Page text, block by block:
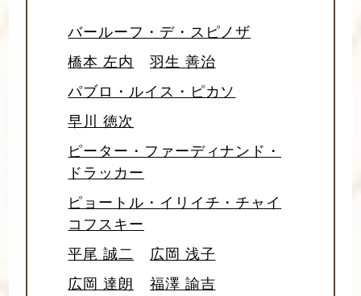
バールーフ・デ・スピノザ
橋本 左内
羽生 善治
パブロ・ルイス・ピカソ
早川 徳次
ピーター・ファーディナンド・
ドラッカー
ピョートル・イリイチ・チャイ
コフスキー
平尾 誠二
広岡 浅子
広岡 達朗
福澤 諭吉